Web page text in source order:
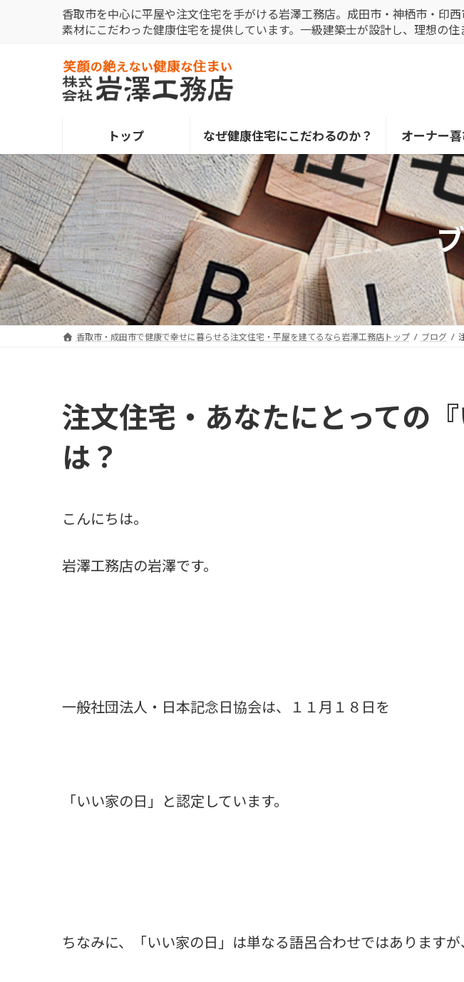
キ
ッ
プ
に
移
動
香取市を中心に平屋や注文住宅を手がける岩澤工務店。成田市・神栖市・印
素材にこだわった健康住宅を提供しています。一級建築士が設計し、理想の住
トップ なぜ健康住宅にこだわるのか？ オーナー
香取市・成田市で健康で幸せに暮らせる注文住宅・平屋を建てるなら岩澤工務店トップ ブログ
注文住宅・あなたにとっての
は？
こんにちは。
岩澤工務店の岩澤です。
一般社団法人・日本記念日協会は、１１月１８日を
「いい家の日」と認定しています。
ちなみに、「いい家の日」は単なる語呂合わせではありますが